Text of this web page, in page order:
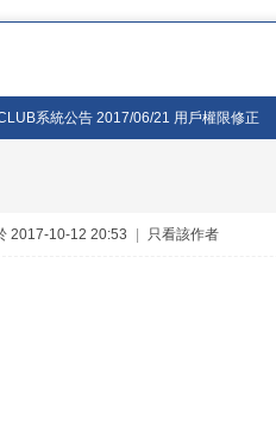
系統公告 2017/06/21 用戶權限修正
2017-10-12 20:53 只看該作者